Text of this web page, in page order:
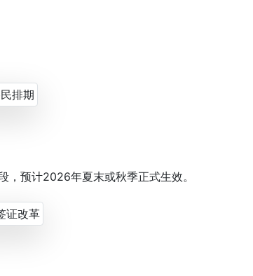
预计2026年夏末或秋季正式生效。